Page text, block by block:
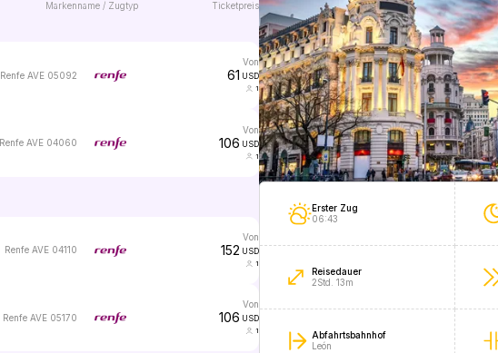
Markenname / Zugtyp Ticketpreis
Renfe AVE 05092
von
61 USD
1
Renfe AVE 04060
von
106 USD
1
Renfe AVE 04110
von
152 USD
1
Renfe AVE 05170
von
106 USD
1
Erster Zug
06:43
Reisedauer
2Std. 13m
Abfahrtsbahnhof
León